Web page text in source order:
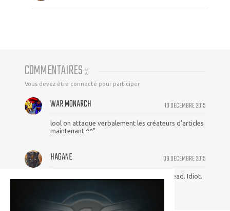
COMMENTAIRES (2)
Vous devez être connecté pour participer
10 DECEMBRE 2015
WAR MONARCH
lool on attaque verbalement les créateurs d'articles
maintenant ^^"
09 DECEMBRE 2015
HAGANE
ABC, pas AMC. AMC, c'est The Walking Dead. Idiot.